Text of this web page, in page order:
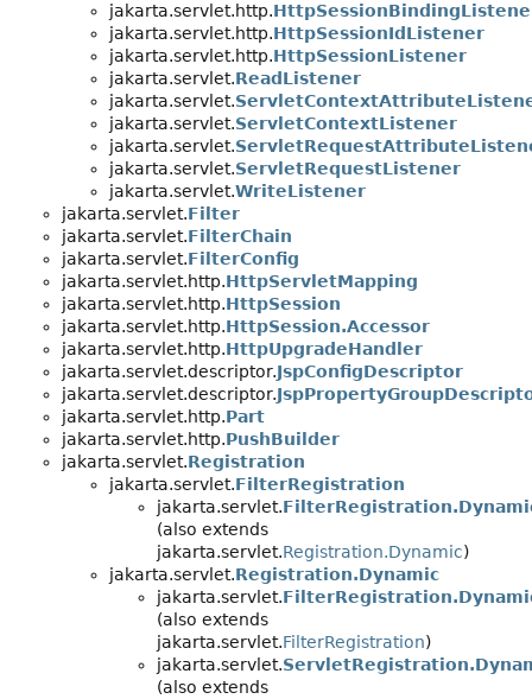
jakarta.servlet.http.
jakarta.servlet.http.HttpSessionIdListener
jakarta.servlet.http.HttpSessionListener
jakarta.servlet.ReadListener
jakarta.servlet.
jakarta.servlet.ServletContextListener
jakarta.servlet.
jakarta.servlet.ServletRequestListener
jakarta.servlet.WriteListener
jakarta.servlet.Filter
jakarta.servlet.FilterChain
jakarta.servlet.FilterConfig
jakarta.servlet.http.HttpServletMapping
jakarta.servlet.http.HttpSession
jakarta.servlet.http.HttpSession.Accessor
jakarta.servlet.http.HttpUpgradeHandler
jakarta.servlet.descriptor.JspConfigDescriptor
jakarta.servlet.descriptor.
jakarta.servlet.http.Part
jakarta.servlet.http.PushBuilder
jakarta.servlet.Registration
jakarta.servlet.FilterRegistration
jakarta.servlet.
(also extends
jakarta.servlet.Registration.Dynamic)
jakarta.servlet.Registration.Dynamic
jakarta.servlet.
(also extends
jakarta.servlet.FilterRegistration)
jakarta.servlet.
(also extends